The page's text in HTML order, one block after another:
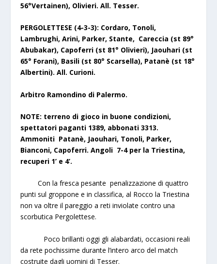
56°Vertainen), Olivieri. All. Tesser.
PERGOLETTESE (4-3-3): Cordaro, Tonoli,
Lambrughi,Arini, Parker, Stante, Careccia (st 89°
Abubakar), Capoferri (st 81° Olivieri), Jaouhari (st
65° Forani), Basili (st 80° Scarsella), Patanè (st 18°
Albertini). All. Curioni.
Arbitro Ramondino di Palermo.
NOTE: terreno di gioco in buone condizioni,
spettatori paganti 1389, abbonati 3313.
Ammoniti Patanè, Jaouhari, Tonoli, Parker,
Bianconi, Capoferri. Angoli 7-4 per la Triestina,
recuperi 1’ e 4’.
Con la fresca pesante penalizzazione di quattro
punti sul groppone e in classifica, al Rocco la Triestina
non va oltre il pareggio a reti inviolate contro una
scorbutica Pergolettese.
Poco brillanti oggi gli alabardati, occasioni reali
da rete pochissime durante l’intero arco del match
costruite dagli uomini di Tesser.